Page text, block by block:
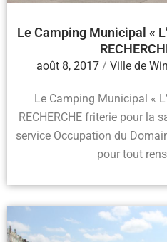
Le Camping Municipal «
août 8, 2017 / Ville de
Le Camping Municipal «
RECHERCHE friterie pour la
service Occupation du
pour tout